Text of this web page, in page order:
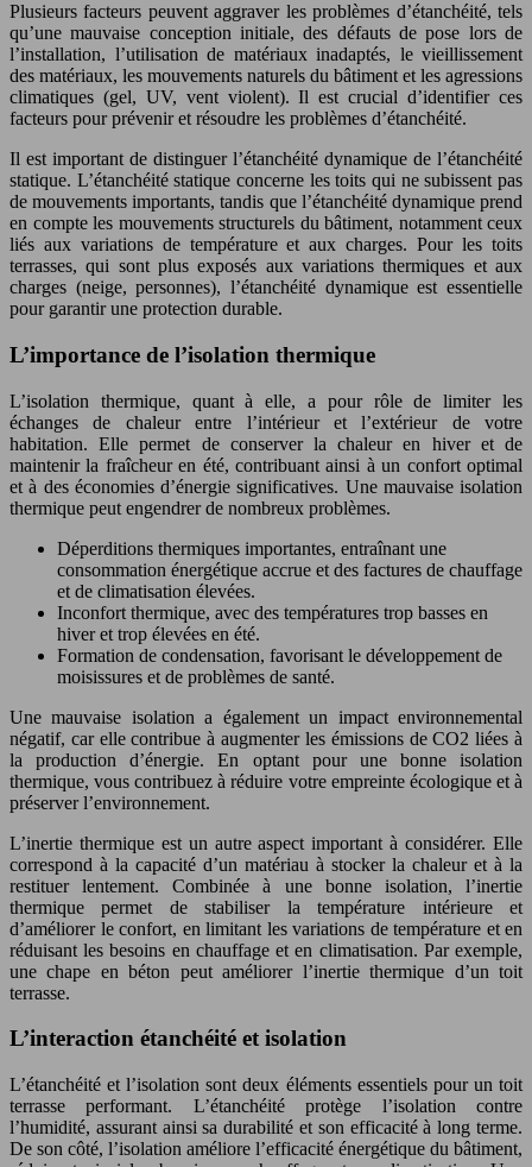
Plusieurs facteurs peuvent aggraver les problèmes d’étanchéité, tels
qu’une mauvaise conception initiale, des défauts de pose lors de
l’installation, l’utilisation de matériaux inadaptés, le vieillissement
des matériaux, les mouvements naturels du bâtiment et les agressions
climatiques (gel, UV, vent violent). Il est crucial d’identifier ces
facteurs pour prévenir et résoudre les problèmes d’étanchéité.
Il est important de distinguer l’étanchéité dynamique de l’étanchéité
statique. L’étanchéité statique concerne les toits qui ne subissent pas
de mouvements importants, tandis que l’étanchéité dynamique prend
en compte les mouvements structurels du bâtiment, notamment ceux
liés aux variations de température et aux charges. Pour les toits
terrasses, qui sont plus exposés aux variations thermiques et aux
charges (neige, personnes), l’étanchéité dynamique est essentielle
pour garantir une protection durable.
L’importance de l’isolation thermique
L’isolation thermique, quant à elle, a pour rôle de limiter les
échanges de chaleur entre l’intérieur et l’extérieur de votre
habitation. Elle permet de conserver la chaleur en hiver et de
maintenir la fraîcheur en été, contribuant ainsi à un confort optimal
et à des économies d’énergie significatives. Une mauvaise isolation
thermique peut engendrer de nombreux problèmes.
Déperditions thermiques importantes, entraînant une
consommation énergétique accrue et des factures de chauffage
et de climatisation élevées.
Inconfort thermique, avec des températures trop basses en
hiver et trop élevées en été.
Formation de condensation, favorisant le développement de
moisissures et de problèmes de santé.
Une mauvaise isolation a également un impact environnemental
négatif, car elle contribue à augmenter les émissions de CO2 liées à
la production d’énergie. En optant pour une bonne isolation
thermique, vous contribuez à réduire votre empreinte écologique et à
préserver l’environnement.
L’inertie thermique est un autre aspect important à considérer. Elle
correspond à la capacité d’un matériau à stocker la chaleur et à la
restituer lentement. Combinée à une bonne isolation, l’inertie
thermique permet de stabiliser la température intérieure et
d’améliorer le confort, en limitant les variations de température et en
réduisant les besoins en chauffage et en climatisation. Par exemple,
une chape en béton peut améliorer l’inertie thermique d’un toit
terrasse.
L’interaction étanchéité et isolation
L’étanchéité et l’isolation sont deux éléments essentiels pour un toit
terrasse performant. L’étanchéité protège l’isolation contre
l’humidité, assurant ainsi sa durabilité et son efficacité à long terme.
De son côté, l’isolation améliore l’efficacité énergétique du bâtiment,